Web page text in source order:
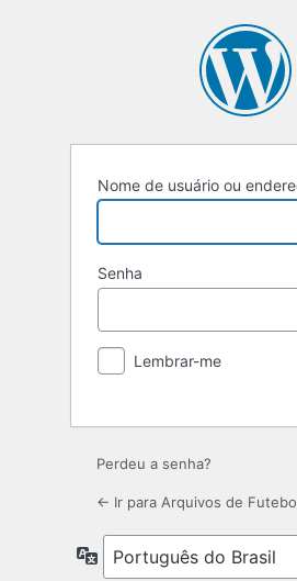
Nome de usuário ou
Senha
Lembrar-me
Perdeu a senha?
← Ir para Arquivos de
Idioma